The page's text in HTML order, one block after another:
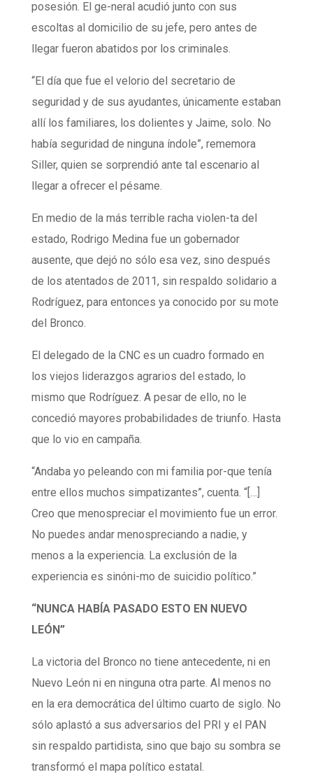
posesión. El ge-neral acudió junto con sus
escoltas al domicilio de su jefe, pero antes de
llegar fueron abatidos por los criminales.
“El día que fue el velorio del secretario de
seguridad y de sus ayudantes, únicamente estaban
allí los familiares, los dolientes y Jaime, solo. No
había seguridad de ninguna índole”, rememora
Siller, quien se sorprendió ante tal escenario al
llegar a ofrecer el pésame.
En medio de la más terrible racha violen-ta del
estado, Rodrigo Medina fue un gobernador
ausente, que dejó no sólo esa vez, sino después
de los atentados de 2011, sin respaldo solidario a
Rodríguez, para entonces ya conocido por su mote
del Bronco.
El delegado de la CNC es un cuadro formado en
los viejos liderazgos agrarios del estado, lo
mismo que Rodríguez. A pesar de ello, no le
concedió mayores probabilidades de triunfo. Hasta
que lo vio en campaña.
“Andaba yo peleando con mi familia por-que tenía
entre ellos muchos simpatizantes”, cuenta. “[…]
Creo que menospreciar el movimiento fue un error.
No puedes andar menospreciando a nadie, y
menos a la experiencia. La exclusión de la
experiencia es sinóni-mo de suicidio político.”
“NUNCA HABÍA PASADO ESTO EN NUEVO
LEÓN”
La victoria del Bronco no tiene antecedente, ni en
Nuevo León ni en ninguna otra parte. Al menos no
en la era democrática del último cuarto de siglo. No
sólo aplastó a sus adversarios del PRI y el PAN
sin respaldo partidista, sino que bajo su sombra se
transformó el mapa político estatal.